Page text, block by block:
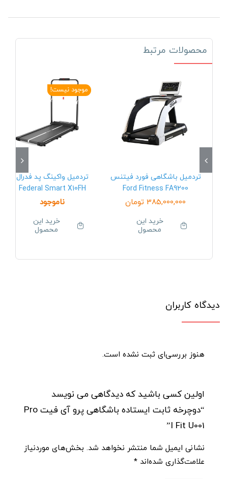
محصولات مرتبط
تردمیل باشگاهی فورد فیتنس
Ford Fitness FA9200
385,000,000 تومان
خرید این
محصول
موجود نیست!
تردمیل واکینگ پد فدرال
Federal Smart X10FH
ناموجود
خرید این
محصول
دیدگاه کاربران
هنوز بررسی‌ای ثبت نشده است.
اولین کسی باشید که دیدگاهی می نویسد
“دوچرخه ثابت ایستاده باشگاهی پرو آی فیت Pro
I Fit U001”
نشانی ایمیل شما منتشر نخواهد شد. بخش‌های موردنیاز
علامت‌گذاری شده‌اند *